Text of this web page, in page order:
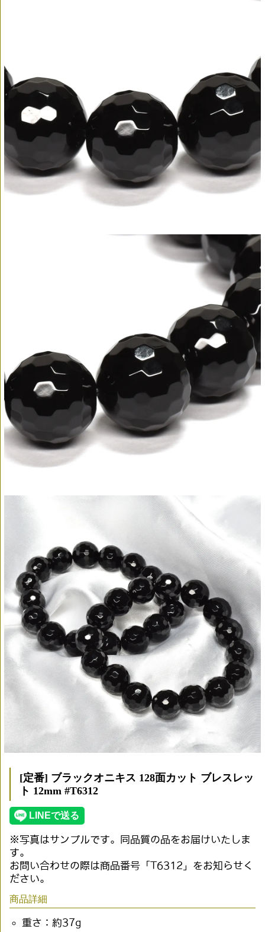
[定番] ブラックオニキス 128面カット ブレスレッ
ト 12mm #T6312
※写真はサンプルです。同品質の品をお届けいたしま
す。
お問い合わせの際は商品番号「T6312」をお知らせく
ださい。
商品詳細
重さ：約37g